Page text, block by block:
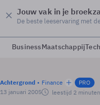
Jouw vak in je
De beste leeservaring met
BusinessMaatschappij
Achtergrond Finance
PRO
13 januari 2005
leestijd 2 minuten